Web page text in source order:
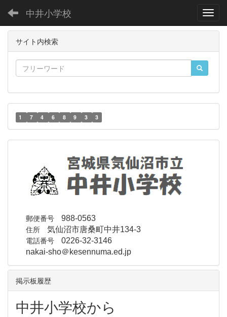
中井小学校
サイト内検索
1 7 4 6 8 9 3 3
郵便番号 988-0563
住所 気仙沼市唐桑町中井134-3
電話番号 0226-32-3146
nakai-sho＠kesennuma.ed.jp
掲示板履歴
中井小学校から